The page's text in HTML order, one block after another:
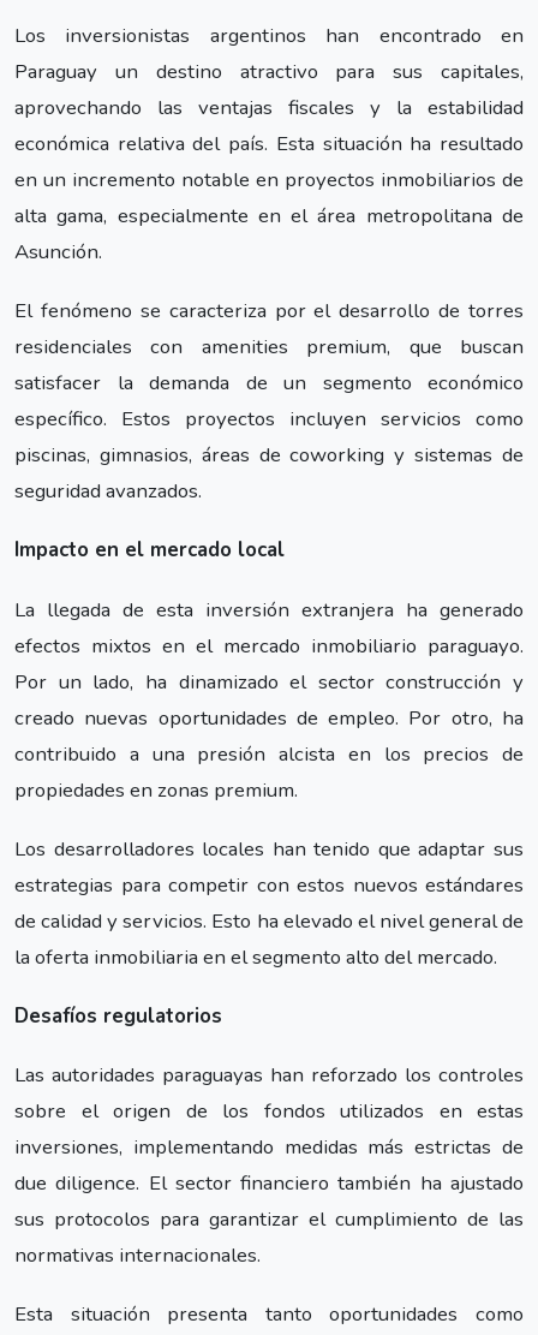
Los inversionistas argentinos han encontrado en
Paraguay un destino atractivo para sus capitales,
aprovechando las ventajas fiscales y la estabilidad
económica relativa del país. Esta situación ha resultado
en un incremento notable en proyectos inmobiliarios de
alta gama, especialmente en el área metropolitana de
Asunción.
El fenómeno se caracteriza por el desarrollo de torres
residenciales con amenities premium, que buscan
satisfacer la demanda de un segmento económico
específico. Estos proyectos incluyen servicios como
piscinas, gimnasios, áreas de coworking y sistemas de
seguridad avanzados.
Impacto en el mercado local
La llegada de esta inversión extranjera ha generado
efectos mixtos en el mercado inmobiliario paraguayo.
Por un lado, ha dinamizado el sector construcción y
creado nuevas oportunidades de empleo. Por otro, ha
contribuido a una presión alcista en los precios de
propiedades en zonas premium.
Los desarrolladores locales han tenido que adaptar sus
estrategias para competir con estos nuevos estándares
de calidad y servicios. Esto ha elevado el nivel general de
la oferta inmobiliaria en el segmento alto del mercado.
Desafíos regulatorios
Las autoridades paraguayas han reforzado los controles
sobre el origen de los fondos utilizados en estas
inversiones, implementando medidas más estrictas de
due diligence. El sector financiero también ha ajustado
sus protocolos para garantizar el cumplimiento de las
normativas internacionales.
Esta situación presenta tanto oportunidades como